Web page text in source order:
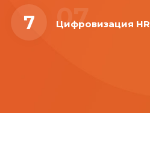
7 07
Цифровизация HR